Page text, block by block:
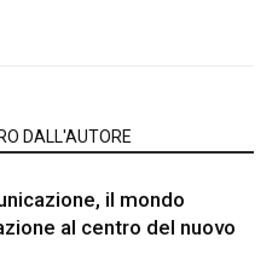
DALL'AUTORE
il mondo
al centro del nuovo